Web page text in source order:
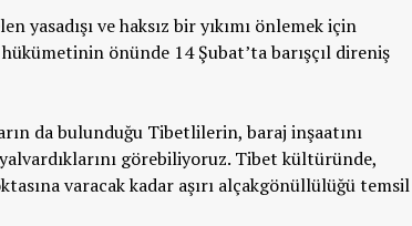
ve haksız bir yıkımı önlemek için
önünde 14 Şubat’ta barışçıl direniş
da bulunduğu Tibetlilerin, baraj inşaatını
görebiliyoruz. Tibet kültüründe,
varacak kadar aşırı alçakgönüllülüğü temsil